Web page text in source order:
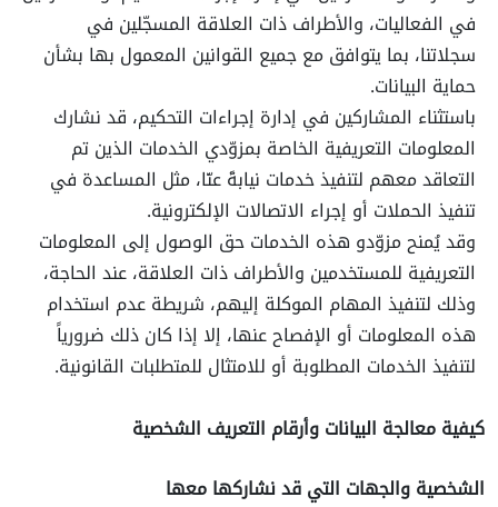
في الفعاليات، والأطراف ذات العلاقة المسجّلين في
سجلاتنا، بما يتوافق مع جميع القوانين المعمول بها بشأن
حماية البيانات.
باستثناء المشاركين في إدارة إجراءات التحكيم، قد نشارك
المعلومات التعريفية الخاصة بمزوّدي الخدمات الذين تم
التعاقد معهم لتنفيذ خدمات نيابةً عنّا، مثل المساعدة في
تنفيذ الحملات أو إجراء الاتصالات الإلكترونية.
وقد يُمنح مزوّدو هذه الخدمات حق الوصول إلى المعلومات
التعريفية للمستخدمين والأطراف ذات العلاقة، عند الحاجة،
وذلك لتنفيذ المهام الموكلة إليهم، شريطة عدم استخدام
هذه المعلومات أو الإفصاح عنها، إلا إذا كان ذلك ضرورياً
لتنفيذ الخدمات المطلوبة أو للامتثال للمتطلبات القانونية.
كيفية معالجة البيانات وأرقام التعريف الشخصية
الشخصية والجهات التي قد نشاركها معها